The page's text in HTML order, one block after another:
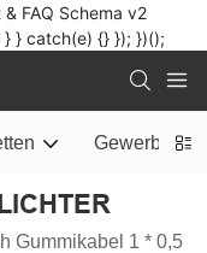
FAQ Schema v2
} catch(e) {} }); })();
Gummikabel 1 * 0,5